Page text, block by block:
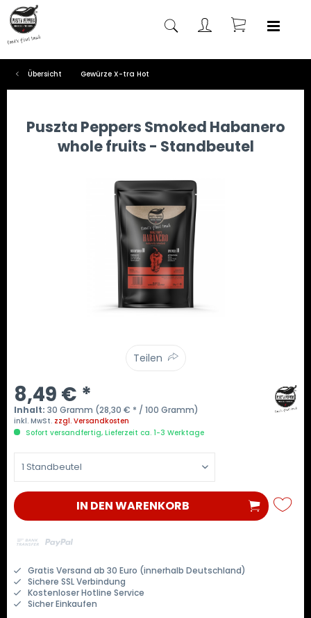
Übersicht Gewürze X-tra Hot
Puszta Peppers Smoked Habanero
whole fruits - Standbeutel
Teilen
8,49 € *
Inhalt: 30 Gramm (28,30 € * / 100 Gramm)
inkl. MwSt. zzgl. Versandkosten
Sofort versandfertig, Lieferzeit ca. 1-3 Werktage
IN DENWARENKORB
Gratis Versand ab 30 Euro (innerhalb Deutschland)
Sichere SSL Verbindung
Kostenloser Hotline Service
Sicher Einkaufen